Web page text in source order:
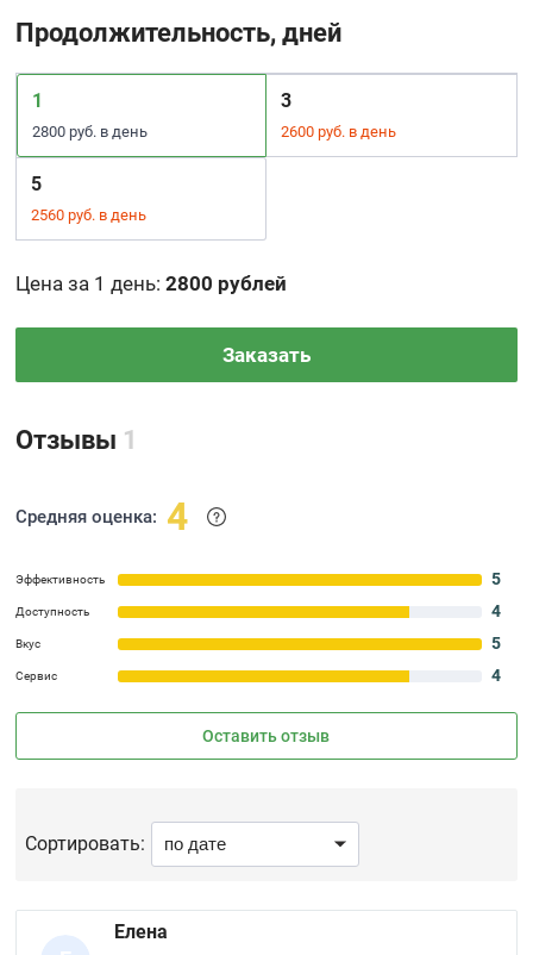
Продолжительность, дней
1
2800 руб. в день
3
2600 руб. в день
5
2560 руб. в день
Цена за 1 день:2800 рублей
Заказать
Отзывы 1
Средняя оценка: 4
Эффективность 5
Доступность 4
Вкус 5
Сервис 4
Оставить отзыв
Сортировать:
Елена